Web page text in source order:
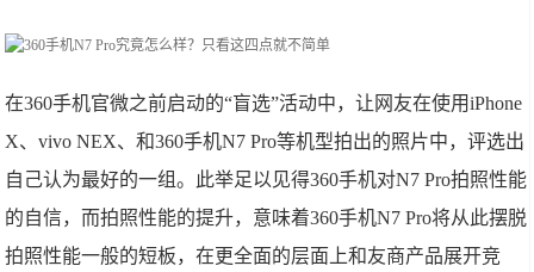
在360手机官微之前启动的“盲选”活动中，让网友在使用iPhone
X、vivo NEX、和360手机N7 Pro等机型拍出的照片中，评选出
自己认为最好的一组。此举足以见得360手机对N7 Pro拍照性能
的自信，而拍照性能的提升，意味着360手机N7 Pro将从此摆脱
拍照性能一般的短板，在更全面的层面上和友商产品展开竞